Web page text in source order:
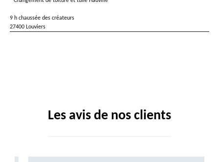
9 h chaussée des créateurs
27400 Louviers
Les avis de nos clients